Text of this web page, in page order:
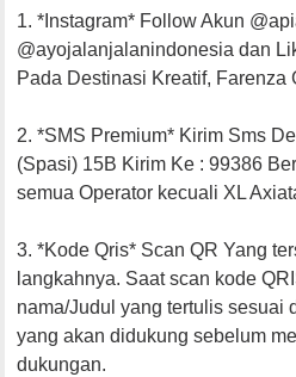
1. *Instagram* Follow Akun
@ayojalanjalanindonesia dan
Pada Destinasi Kreatif, Farenza
2. *SMS Premium* Kirim Sms
(Spasi) 15B Kirim Ke : 99386
semua Operator kecuali XL
3. *Kode Qris* Scan QR Yang
langkahnya. Saat scan kode
nama/Judul yang tertulis sesuai
yang akan didukung sebelum
dukungan.